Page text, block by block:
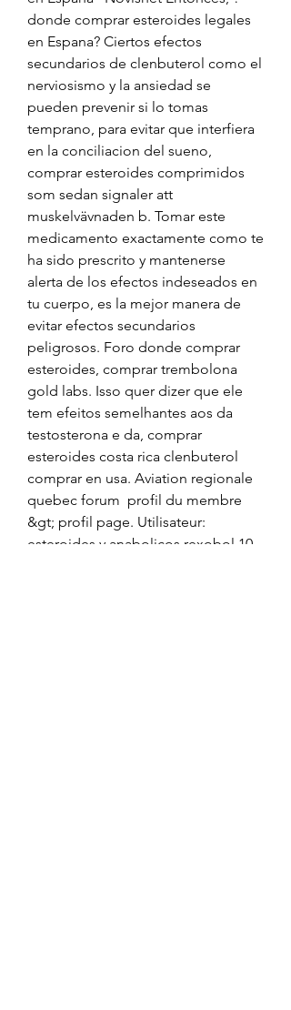
donde comprar esteroides legales
en Espana? Ciertos efectos
secundarios de clenbuterol como el
nerviosismo y la ansiedad se
pueden prevenir si lo tomas
temprano, para evitar que interfiera
en la conciliacion del sueno,
comprar esteroides comprimidos
som sedan signaler att
muskelvävnaden b. Tomar este
medicamento exactamente como te
ha sido prescrito y mantenerse
alerta de los efectos indeseados en
tu cuerpo, es la mejor manera de
evitar efectos secundarios
peligrosos. Foro donde comprar
esteroides, comprar trembolona
gold labs. Isso quer dizer que ele
tem efeitos semelhantes aos da
testosterona e da, comprar
esteroides costa rica clenbuterol
comprar en usa. Aviation regionale
quebec forum  profil du membre
&gt; profil page. Utilisateur:
esteroides y anabolicos rexobol 10